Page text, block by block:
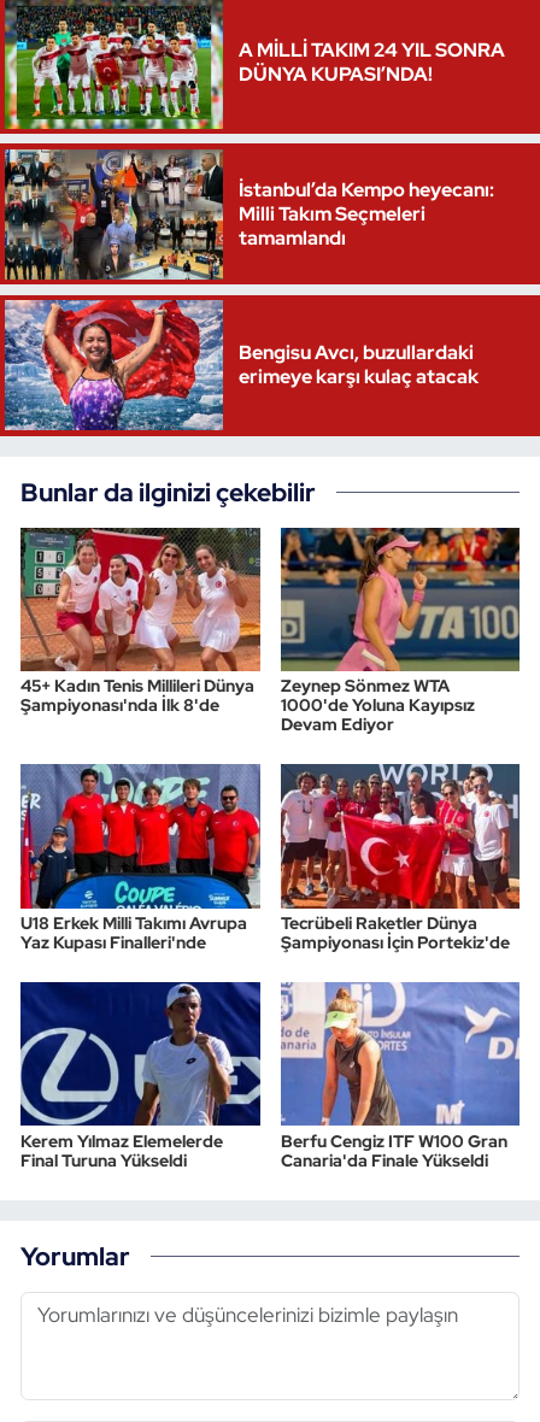
A MİLLİ TAKIM 24 YIL SONRA
DÜNYA KUPASI’NDA!
İstanbul’da Kempo heyecanı:
Milli Takım Seçmeleri
tamamlandı
Bengisu Avcı, buzullardaki
erimeye karşı kulaç atacak
Bunlar da ilginizi çekebilir
45+ Kadın Tenis Millileri Dünya
Şampiyonası'nda İlk 8'de
Zeynep Sönmez WTA
1000'de Yoluna Kayıpsız
Devam Ediyor
U18 Erkek Milli Takımı Avrupa
Yaz Kupası Finalleri'nde
Tecrübeli Raketler Dünya
Şampiyonası İçin Portekiz'de
Kerem Yılmaz Elemelerde
Final Turuna Yükseldi
Berfu Cengiz ITF W100 Gran
Canaria'da Finale Yükseldi
Yorumlar
Triatlon
Voleybol
Vücut Geliştirme Fitness
Wushu Kungfu
Yelken
Yüzme